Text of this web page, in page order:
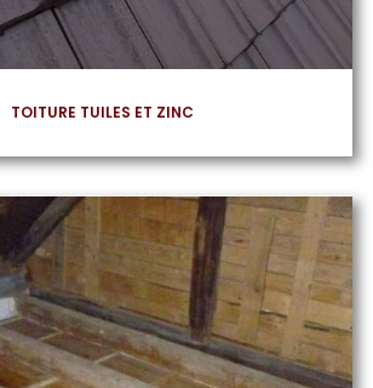
TOITURE TUILES ET ZINC